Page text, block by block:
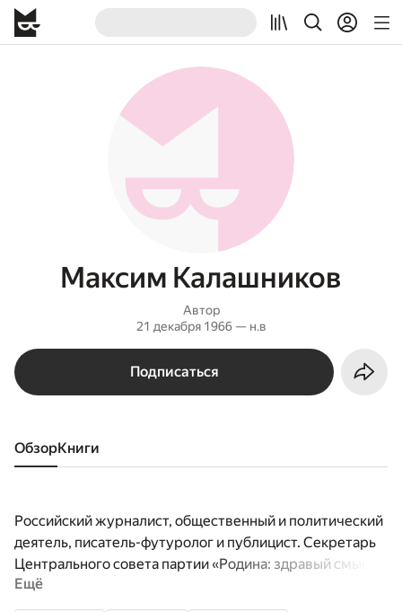
Максим Калашников
Автор
21 декабря 1966 — н.в
Подписаться
Обзор книги
Российский журналист, общественный и политический
деятель, писатель-футуролог и публицист. Секретарь
Центрального совета партии «Родина: здравый смысл».
Член Федерального совета «Партии дела».
Ещё